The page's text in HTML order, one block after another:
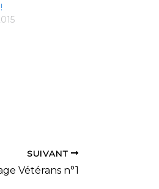
SUIVANT
Vétérans n°1